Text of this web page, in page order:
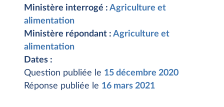
Ministère interrogé : Agriculture et
alimentation
Ministère répondant : Agriculture et
alimentation
Dates :
Question publiée le 15 décembre 2020
Réponse publiée le 16 mars 2021